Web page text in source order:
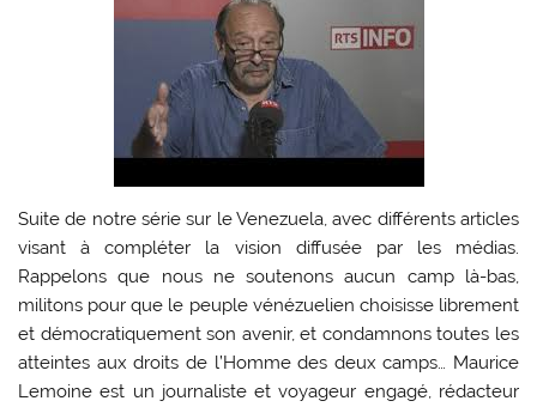
Suite de notre série sur le Venezuela, avec différents articles
visant à compléter la vision diffusée par les médias.
Rappelons que nous ne soutenons aucun camp là-bas,
militons pour que le peuple vénézuelien choisisse librement
et démocratiquement son avenir, et condamnons toutes les
atteintes aux droits de l’Homme des deux camps… Maurice
Lemoine est un journaliste et voyageur engagé, rédacteur